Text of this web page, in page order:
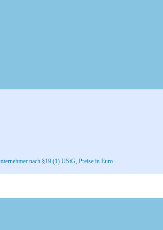
nach §19 (1) UStG, Preise in Euro -